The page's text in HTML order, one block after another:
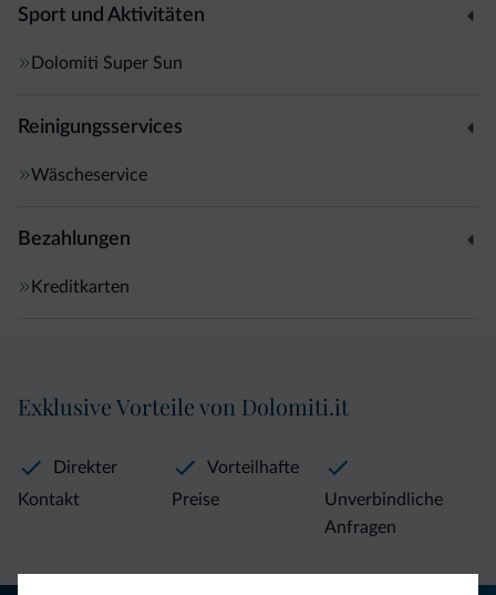
Sport und Aktivitäten
Dolomiti Super Sun
Reinigungsservices
Wäscheservice
Bezahlungen
Kreditkarten
Exklusive Vorteile von Dolomiti.it
Direkter
Kontakt
Vorteilhafte
Preise
Unverbindliche
Anfragen